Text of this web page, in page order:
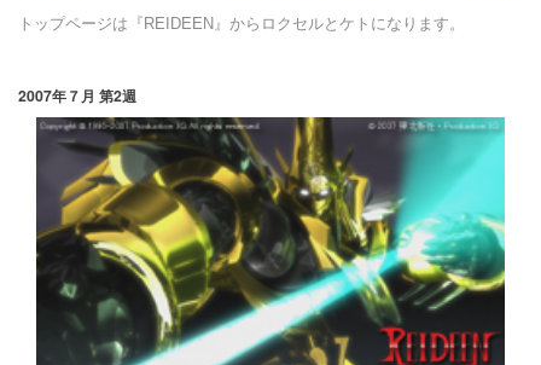
トップページは『REIDEEN』からロクセルとケトになります。
2007年７月 第2週